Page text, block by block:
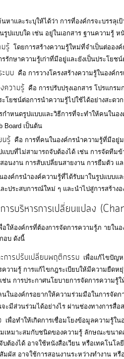
หาและระบุให้ได้ว่า การที่องค์กรจะบรรลุ
ปแบบใด เช่น อยู่ในเอกสาร ฐานความรู้
รู้ โดยการสร้างความรู้ใหม่ที่จำเป็นต่ออง
รรักษาความรู้เก่าที่มีอยู่และยังเป็นประโย
บบ คือ การวางโครงสร้างความรู้ในองค์ก
ความรู้ คือ การปรับปรุงเอกสาร โปรแกร
โยชน์ต่อการนำความรู้ไปใช้ได้อย่างสะดว
กำหนดรูปแบบและวิธีการที่จะทำให้คนในอ
Board เป็นต้น
นรู้ คือ การที่คนในองค์กรนำความรู้ที่มีอยู่
แบบที่ไม่สามารถจับต้องได้ เช่น การจัด
สอนงาน การสับเปลี่ยนสายงาน การยืมตัว
งค์กรนำองค์ความรู้ที่ได้รับมาในรูปแบบแล
ละประสบการณ์ใหม่ ๆ และนำไปสู่การสร้าง
ารบริหารการเปลี่ยนแปลง
ห้องค์กรที่ต้องการจัดการความรู้ภ ายใน
อบ ดังนี้
การปรับเปลี่ยนพฤติกรรม เพื่อแก้ไขปัญห
ความรู้ การแก้ไขกฎระเบียบให้มีความยืดห
ช่น การประกาศนโยบายการจัดการความรู้
ในองค์กรอยากให้ความร่วมมือในการจัด
มีส่วนร่วมได้อย่างไร ผ่านช่องทางการสื่อ
เพื่อทำให้เกิดการเชื่อมโยงข้อมูลความรู้ใ
เหมาะสมกับชนิดของความรู้ ลักษณะขนา
บต้องได้ อาจใช้หนังสือเวียน หรือเทคโนโ
ผัส อาจใช้การสอนงานระหว่างทำงาน หรื